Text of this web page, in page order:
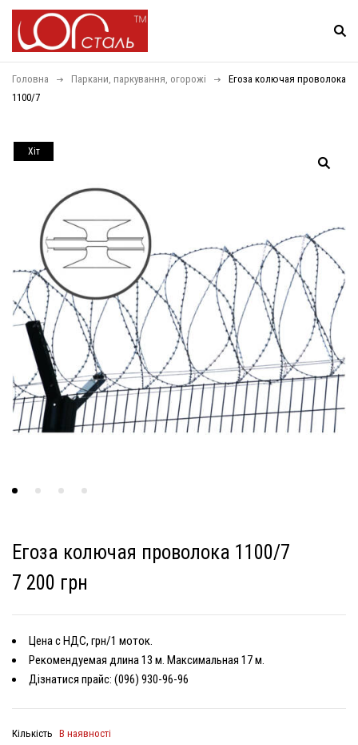
Головна Паркани, паркування, огорожі
Егоза колючая проволока
1100/7
Хiт
Егоза колючая проволока 1100/7
7 200 грн
Цена с НДС, грн/1 моток.
Рекомендуемая длина 13 м. Максимальная 17 м.
Дізнатися прайс: (096) 930-96-96
Кількість В наявності